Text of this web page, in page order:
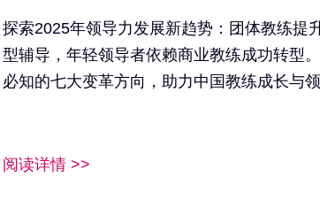
探索2025年领导力发展新趋势：团体教练提
型辅导，年轻领导者依赖商业教练成功转型
必知的七大变革方向，助力中国教练成长与领
阅读详情 >>